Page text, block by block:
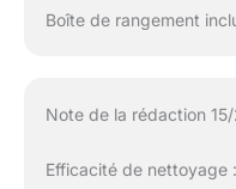
Boîte de rangement
Note de la rédaction
Efficacité de nettoyage :